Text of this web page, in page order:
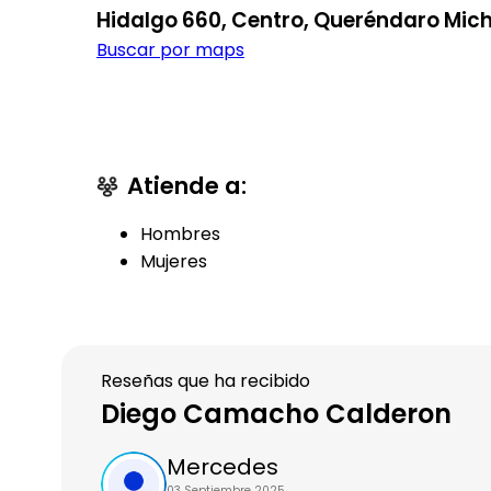
Hidalgo 660, Centro, Queréndaro
Buscar por maps
Atiende a:
Hombres
Mujeres
Reseñas que ha recibido
Diego Camacho Calderon
Mercedes